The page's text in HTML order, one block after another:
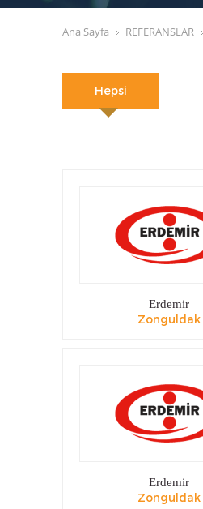
Ana Sayfa REFERANSLAR
Hepsi
Erdemir
Zonguldak
Erdemir
Zonguldak